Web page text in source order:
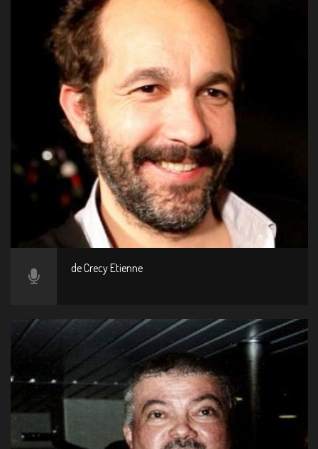
de Crecy Etienne